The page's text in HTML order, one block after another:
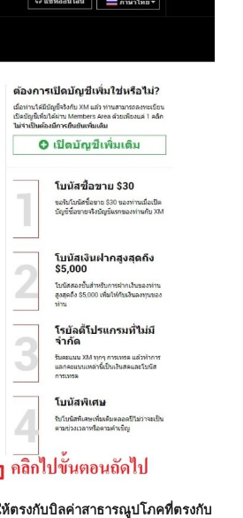
ตรงกับบิลค่าสาธารณูปโภคที่ตรงกับ